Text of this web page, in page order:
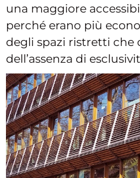
una maggiore
perché erano più
degli spazi ristretti che
dell’assenza di